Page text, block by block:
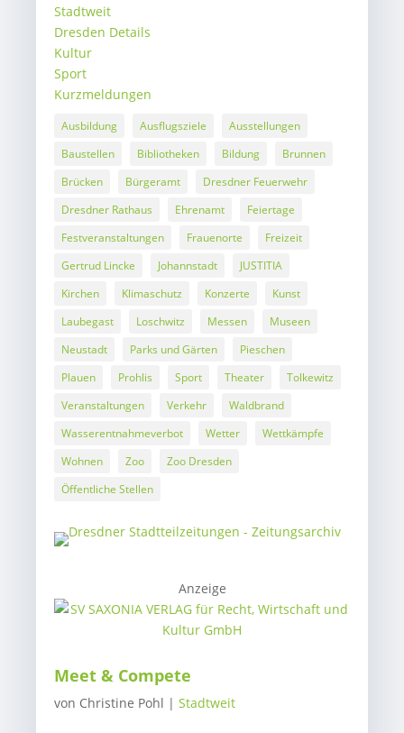
Stadtweit
Dresden Details
Kultur
Sport
Kurzmeldungen
Ausbildung Ausflugsziele
Ausstellungen
Baustellen
Bibliotheken Bildung
Brunnen
Brücken
Bürgeramt
Dresdner Feuerwehr
Dresdner Rathaus
Ehrenamt
Feiertage
Festveranstaltungen
Frauenorte
Freizeit
Gertrud Lincke
Johannstadt
JUSTITIA
Kirchen
Klimaschutz Konzerte
Kunst
Laubegast
Loschwitz Messen
Museen
Neustadt
Parks und Gärten
Pieschen
Plauen
Prohlis Sport Theater
Tolkewitz
Veranstaltungen
Verkehr
Waldbrand
Wasserentnahmeverbot
Wetter
Wettkämpfe
Wohnen
Zoo
Zoo Dresden
Öffentliche Stellen
Anzeige
Meet & Compete
von Christine Pohl |Stadtweit